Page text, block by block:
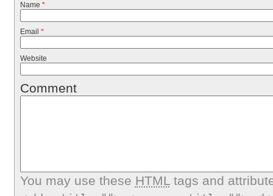
Name *
Email *
Website
Comment
You may use these HTMLtags and